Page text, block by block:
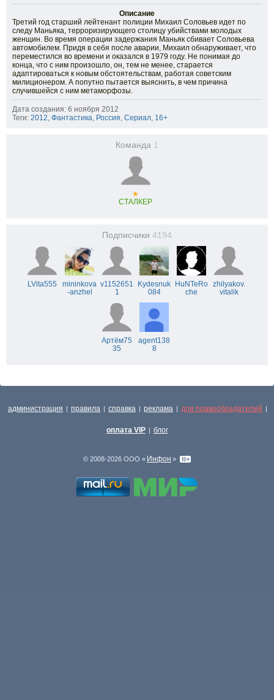
Описание
Третий год старший лейтенант полиции Михаил Соловьев идет по
следу Маньяка, терроризирующего столицу убийствами молодых
женщин. Во время операции задержания Маньяк сбивает Соловьева
автомобилем. Придя в себя после аварии, Михаил обнаруживает, что
переместился во времени и оказался в 1979 году. Не понимая до
конца, что с ним произошло, он, тем не менее, старается
адаптироваться к новым обстоятельствам, работая советским
милиционером. А попутно пытается выяснить, в чем причина
случившейся с ним метаморфозы.
Дата создания: 6 ноября 2012
Теги: 2012, Фантастика, Россия, Сериал, 16+
Команда 1
★
СТАЛКЕР
Подписчики 4194
LVita555
mininkova
-anzhel
v1152651
1
Kydesnuk
084
HuNTeRo
che
zhilyakov.
vitalik
Артём75
35
agent138
8
администрация | правила | справка | реклама | для правообладателей |
оплата VIP | блог
© 2008-2026 ООО « Инфон »